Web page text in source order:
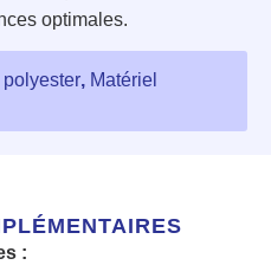
optimales.
, Matériel
: